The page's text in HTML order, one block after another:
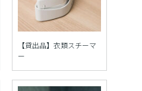
【貸出品】衣類スチーマ
ー